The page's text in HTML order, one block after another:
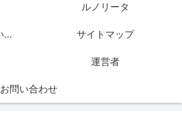
ルノリータ
私をセンターにすると誓いますか？ サイトマップ
運営者
お問い合わせ